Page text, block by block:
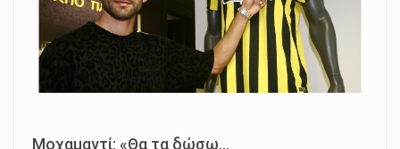
Μοχαμαντί: «Θα τα δώσω...